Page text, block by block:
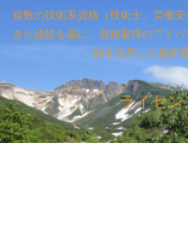
複数の技術系資格（技術士、労働
きた経験を基に、資格取得のアド
託を活用した資産
ライセン